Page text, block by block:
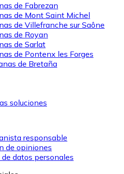
de Fabrezan
de Mont Saint Michel
de Villefranche sur Saône
de Royan
de Sarlat
de Pontenx les Forges
de Bretaña
soluciones
responsable
de opiniones
datos personales